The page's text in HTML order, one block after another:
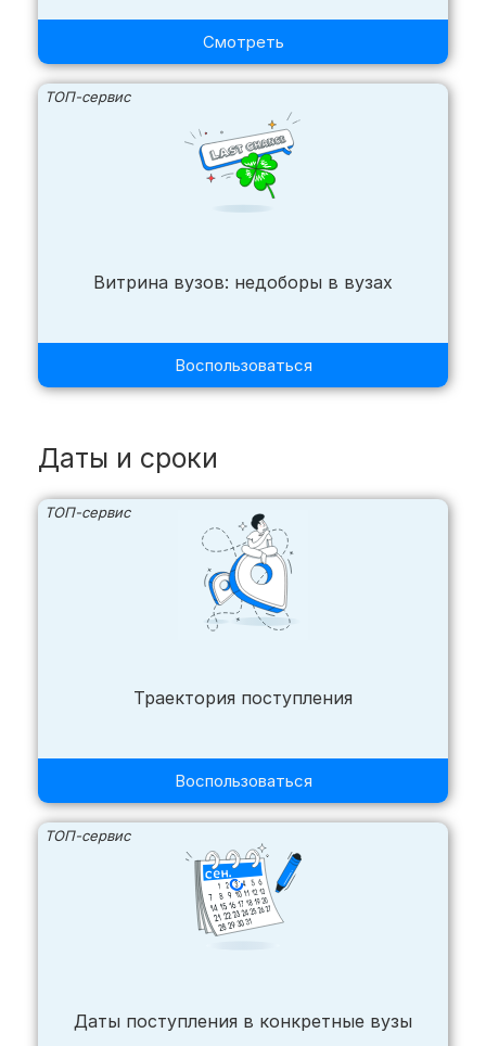
Смотреть
ТОП-сервис
Витрина вузов: недоборы в вузах
Воспользоваться
Даты и сроки
ТОП-сервис
Траектория поступления
Воспользоваться
ТОП-сервис
Даты поступления в конкретные вузы